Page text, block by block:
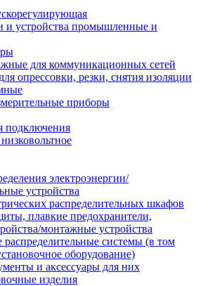
и устройства промышленные и
для коммуникационных сетей
опрессовки, резки, снятия изоляции
приборы
подключения
электроэнергии/
устройства
распределительных шкафов
плавкие предохранители,
монтажные устройства
распределительные системы (в том
оборудование)
и аксессуары для них
изделия